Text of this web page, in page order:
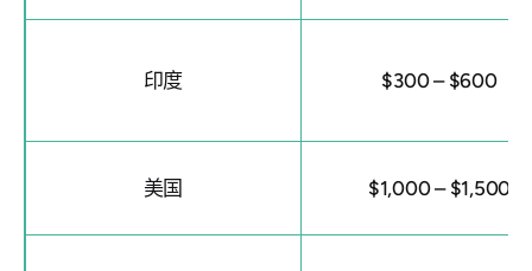
印度 $300 – $600
美国 $1,000 – $1,500